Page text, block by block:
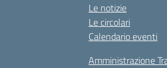
Le notizie
Le circolari
Calendario eventi
Amministrazione